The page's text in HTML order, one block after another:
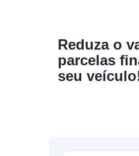
Reduza o
parcelas
seu